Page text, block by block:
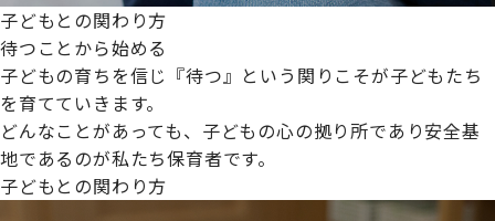
子どもとの関わり方
待つことから始める
子どもの育ちを信じ『待つ』という関りこそが子どもたち
を育てていきます。
どんなことがあっても、子どもの心の拠り所であり安全基
地であるのが私たち保育者です。
子どもとの関わり方